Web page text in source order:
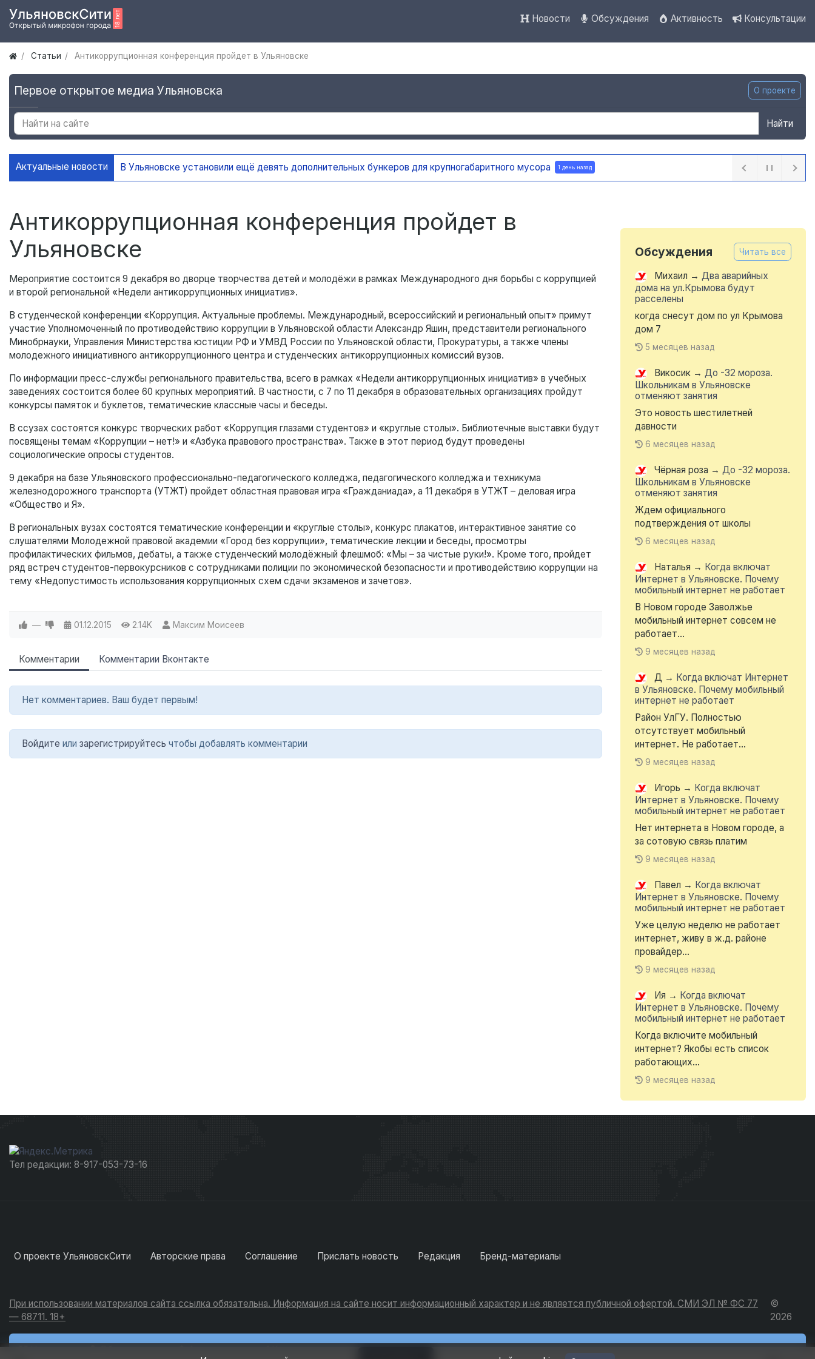
Новости Обсуждения Активность Консультации
Статьи Антикоррупционная конференция пройдет в Ульяновске
Первое открытое медиа Ульяновска О проекте
Найти
Актуальные новости На контейнерных площадках Ульяновска внедряют систему видео-аналитики 1 день назад
Антикоррупционная конференция пройдет в
Ульяновске
Мероприятие состоится 9 декабря во дворце творчества детей и молодёжи в рамках Международного дня борьбы с коррупцией
и второй региональной «Недели антикоррупционных инициатив».
В студенческой конференции «Коррупция. Актуальные проблемы. Международный, всероссийский и региональный опыт» примут
участие Уполномоченный по противодействию коррупции в Ульяновской области Александр Яшин, представители регионального
Минобрнауки, Управления Министерства юстиции РФ и УМВД России по Ульяновской области, Прокуратуры, а также члены
молодежного инициативного антикоррупционного центра и студенческих антикоррупционных комиссий вузов.
По информации пресс-службы регионального правительства, всего в рамках «Недели антикоррупционных инициатив» в учебных
заведениях состоится более 60 крупных мероприятий. В частности, с 7 по 11 декабря в образовательных организациях пройдут
конкурсы памяток и буклетов, тематические классные часы и беседы.
В ссузах состоятся конкурс творческих работ «Коррупция глазами студентов» и «круглые столы». Библиотечные выставки будут
посвящены темам «Коррупции – нет!» и «Азбука правового пространства». Также в этот период будут проведены
социологические опросы студентов.
9 декабря на базе Ульяновского профессионально-педагогического колледжа, педагогического колледжа и техникума
железнодорожного транспорта (УТЖТ) пройдет областная правовая игра «Гражданиада», а 11 декабря в УТЖТ – деловая игра
«Общество и Я».
В региональных вузах состоятся тематические конференции и «круглые столы», конкурс плакатов, интерактивное занятие со
слушателями Молодежной правовой академии «Город без коррупции», тематические лекции и беседы, просмотры
профилактических фильмов, дебаты, а также студенческий молодёжный флешмоб: «Мы – за чистые руки!». Кроме того, пройдет
ряд встреч студентов-первокурсников с сотрудниками полиции по экономической безопасности и противодействию коррупции на
тему «Недопустимость использования коррупционных схем сдачи экзаменов и зачетов».
— 01.12.2015 2.14K Максим Моисеев
Комментарии Комментарии Вконтакте
Нет комментариев. Ваш будет первым!
Войдите или зарегистрируйтесь чтобы добавлять комментарии
Обсуждения Читать все
Михаил → Два аварийных
дома на ул.Крымова будут
расселены
когда снесут дом по ул Крымова
дом 7
5 месяцев назад
Викосик → До -32 мороза.
Школьникам в Ульяновске
отменяют занятия
Это новость шестилетней
давности
6 месяцев назад
Чёрная роза → До -32 мороза.
Школьникам в Ульяновске
отменяют занятия
Ждем официального
подтверждения от школы
6 месяцев назад
Наталья → Когда включат
Интернет в Ульяновске. Почему
мобильный интернет не работает
В Новом городе Заволжье
мобильный интернет совсем не
работает...
9 месяцев назад
Д → Когда включат Интернет
в Ульяновске. Почему мобильный
интернет не работает
Район УлГУ. Полностью
отсутствует мобильный
интернет. Не работает...
9 месяцев назад
Игорь → Когда включат
Интернет в Ульяновске. Почему
мобильный интернет не работает
Нет интернета в Новом городе, а
за сотовую связь платим
9 месяцев назад
Павел → Когда включат
Интернет в Ульяновске. Почему
мобильный интернет не работает
Уже целую неделю не работает
интернет, живу в ж.д. районе
провайдер...
9 месяцев назад
Ия → Когда включат
Интернет в Ульяновске. Почему
мобильный интернет не работает
Когда включите мобильный
интернет? Якобы есть список
работающих...
9 месяцев назад
Тел редакции: 8-917-053-73-16
О проекте УльяновскСити Авторские права Соглашение Прислать новость Редакция Бренд-материалы
При использовании материалов сайта ссылка обязательна. Информация на сайте носит информационный характер и не является публичной офертой. СМИ ЭЛ № ФС 77
— 68711. 18+
©
2026